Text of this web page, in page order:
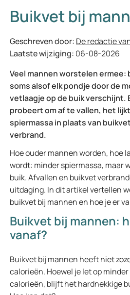
Buikvet bij
Geschreven door: De redactie
Laatste wijziging: 06-08-2026
Veel mannen worstelen ermee:
soms alsof elk pondje door de
vetlaagje op de buik verschijnt.
probeert om af te vallen, het
spiermassa in plaats van
verbrand.
Hoe ouder mannen worden, hoe
wordt: minder spiermassa, maar
buik. Afvallen en buikvet
uitdaging. In dit artikel vertellen
buikvet bij mannen en hoe je er
Buikvet bij mannen:
vanaf?
Buikvet bij mannen heeft niet
calorieën. Hoewel je let op
calorieën, blijft het hardnekkige